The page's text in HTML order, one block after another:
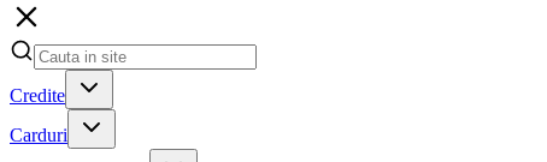
Credite
Carduri